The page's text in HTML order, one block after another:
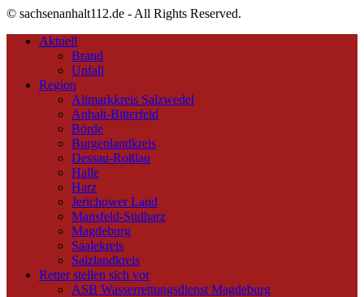
© sachsenanhalt112.de - All Rights Reserved.
Aktuell
Brand
Unfall
Region
Altmarkkreis Salzwedel
Anhalt-Bitterfeld
Börde
Burgenlandkreis
Dessau-Roßlau
Halle
Harz
Jerichower Land
Mansfeld-Südharz
Magdeburg
Saalekreis
Salzlandkreis
Retter stellen sich vor
ASB Wasserrettungsdienst Magdeburg